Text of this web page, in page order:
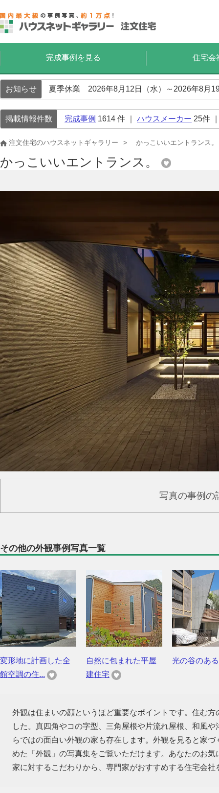
完成事例を見る 住宅会
お知らせ 夏季休業 2026年8月12日（水）～2026年8月
掲載情報件数 完成事例 1614 件 ｜ ハウスメーカー 25件
注文住宅のハウスネットギャラリー かっこいいエントランス。
かっこいいエントランス。
写真の事例の
その他の外観事例写真一覧
変形地に計画した全
館空調の住...
自然に包まれた平屋
建住宅
光の谷のあ
外観は住まいの顔というほど重要なポイントです。住む
した。真四角やコの字型、三角屋根や片流れ屋根、和風
らではの面白い外観の家も存在します。外観を見ると家
めた「外観」の写真集をご覧いただけます。あなたのお
家に対するこだわりから、専門家がおすすめする住宅会社